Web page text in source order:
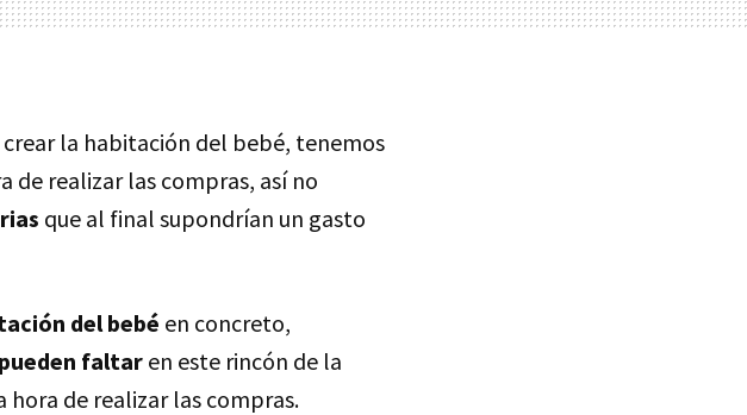
la habitación del bebé, tenemos
de realizar las compras, así no
que al final supondrían un gasto
del bebé en concreto,
faltar en este rincón de la
hora de realizar las compras.